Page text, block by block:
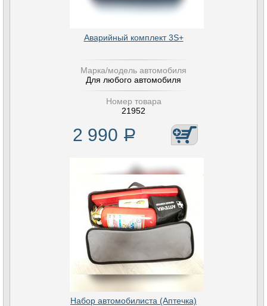
Аварийный комплект 3S+
Марка/модель автомобиля
Для любого автомобиля
Номер товара
21952
2 990 Р
Набор автомобилиста (Аптечка)